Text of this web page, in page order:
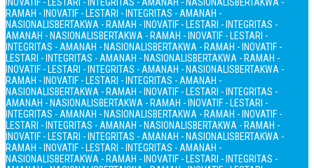
RAMAH - INOVATIF - LESTARI - INTEGRITAS - AMANAH -
NASIONALISBERTAKWA - RAMAH - INOVATIF - LESTARI - INTEGRITAS -
AMANAH - NASIONALISBERTAKWA - RAMAH - INOVATIF - LESTARI -
INTEGRITAS - AMANAH - NASIONALISBERTAKWA - RAMAH - INOVATIF -
LESTARI - INTEGRITAS - AMANAH - NASIONALISBERTAKWA - RAMAH -
INOVATIF - LESTARI - INTEGRITAS - AMANAH - NASIONALISBERTAKWA -
RAMAH - INOVATIF - LESTARI - INTEGRITAS - AMANAH -
NASIONALISBERTAKWA - RAMAH - INOVATIF - LESTARI - INTEGRITAS -
AMANAH - NASIONALISBERTAKWA - RAMAH - INOVATIF - LESTARI -
INTEGRITAS - AMANAH - NASIONALISBERTAKWA - RAMAH - INOVATIF -
LESTARI - INTEGRITAS - AMANAH - NASIONALISBERTAKWA - RAMAH -
INOVATIF - LESTARI - INTEGRITAS - AMANAH - NASIONALISBERTAKWA -
RAMAH - INOVATIF - LESTARI - INTEGRITAS - AMANAH -
NASIONALISBERTAKWA - RAMAH - INOVATIF - LESTARI - INTEGRITAS -